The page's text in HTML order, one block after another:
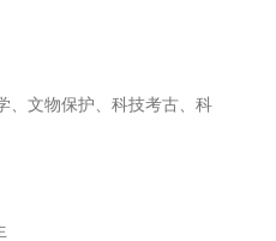
、文物保护、科技考古、科